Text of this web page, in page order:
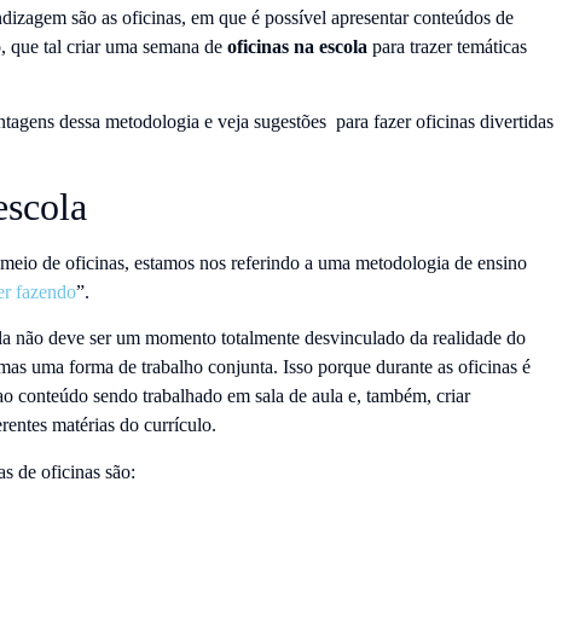
são as oficinas, em que é possível apresentar conteúdos de
tal criar uma semana de oficinas na escola para trazer temáticas
dessa metodologia e veja sugestões para fazer oficinas divertidas
de oficinas, estamos nos referindo a uma metodologia de ensino
fazendo”.
não deve ser um momento totalmente desvinculado da realidade do
uma forma de trabalho conjunta. Isso porque durante as oficinas é
conteúdo sendo trabalhado em sala de aula e, também, criar
matérias do currículo.
de oficinas são: